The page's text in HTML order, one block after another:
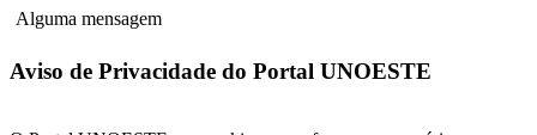
Alguma mensagem
Aviso de Privacidade do Portal UNOESTE